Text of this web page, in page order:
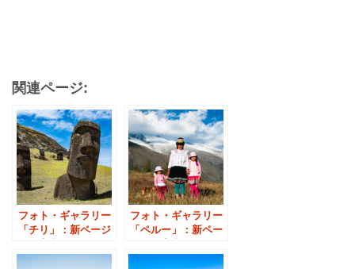
関連ページ:
フォト・ギャラリー
「チリ」：新ページ
フォト・ギャラリー
「ペルー」：新ペー